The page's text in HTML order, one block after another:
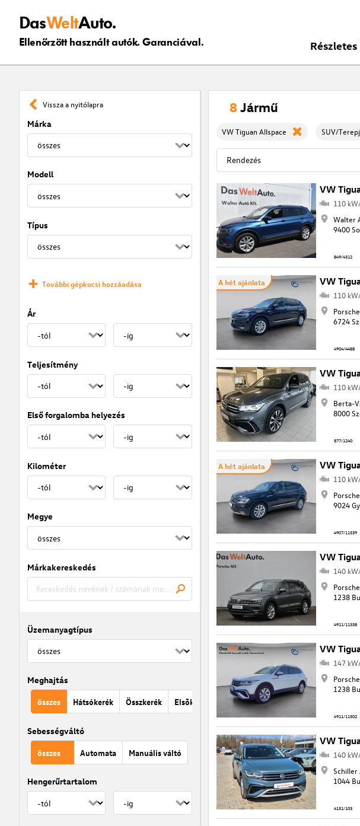
DasWeltAuto.
Ellenőrzött használt autók. Garanciával.
Vissza a nyitólapra
Márka
Modell
Típus
További gépkocsi hozzáadása
Ár
Teljesítmény
Első forgalomba helyezés
Kilométer
Megye
Márkakereskedés
Üzemanyagtípus
Meghajtás
összes Hátsókerék Összkerék Elsõkerék
Sebességváltó
összes Automata Manuális váltó
Hengerűrtartalom
8Jármű
VW Tiguan Allspace SUV/
VW
110
Walter
9400
849/4312
A hét ajánlata VW
110
6724
4904/4488
VW
110
Berta-
8000
877/1240
A hét ajánlata VW
110
9024
4907/11539
VW
140
1238
4911/11338
VW
147
1238
4911/11502
VW
140
Schiller
1044
4151/103